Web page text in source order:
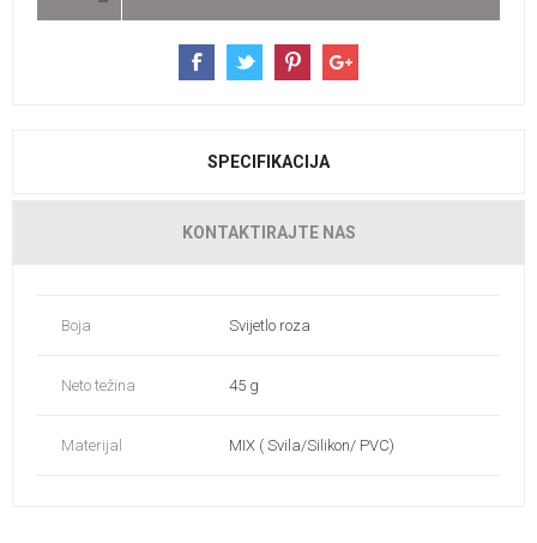
SPECIFIKACIJA
KONTAKTIRAJTE NAS
Boja Svijetlo roza
Neto težina 45 g
Materijal MIX ( Svila/Silikon/ PVC)